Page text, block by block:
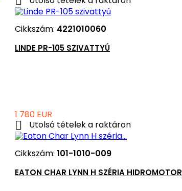
Cikkszám: 4221010060
LINDE PR-105 SZIVATTYÚ
Ár
1 780 EUR
 Utolsó tételek a raktáron
Cikkszám: 101-1010-009
EATON CHAR LYNN H SZÉRIA HIDROMOTOR